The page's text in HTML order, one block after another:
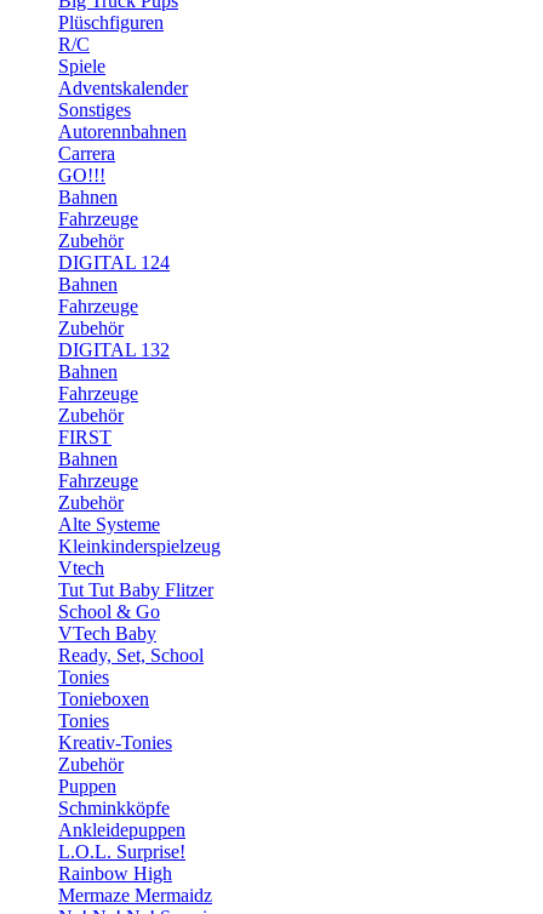
Plüschfiguren
R/C
Spiele
Adventskalender
Sonstiges
Autorennbahnen
Carrera
GO!!!
Bahnen
Fahrzeuge
Zubehör
DIGITAL 124
Bahnen
Fahrzeuge
Zubehör
DIGITAL 132
Bahnen
Fahrzeuge
Zubehör
FIRST
Bahnen
Fahrzeuge
Zubehör
Alte Systeme
Kleinkinderspielzeug
Vtech
Tut Tut Baby Flitzer
School & Go
VTech Baby
Ready, Set, School
Tonies
Tonieboxen
Tonies
Kreativ-Tonies
Zubehör
Puppen
Schminkköpfe
Ankleidepuppen
L.O.L. Surprise!
Rainbow High
Mermaze Mermaidz